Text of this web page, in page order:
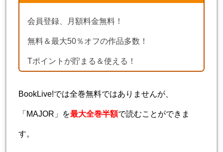
会員登録、月額料金無料！
無料＆最大50％オフの作品多数！
Tポイントが貯まる＆使える！
BookLive!では全巻無料ではありませんが、
「MAJOR」を最大全巻半額で読むことができま
す。